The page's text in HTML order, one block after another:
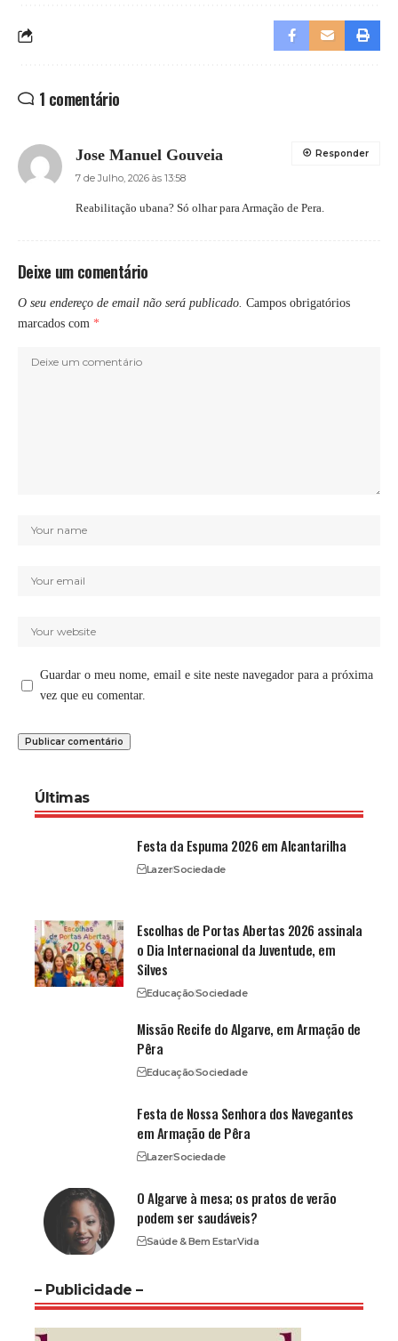
1 comentário
Jose Manuel Gouveia
7 de Julho, 2026 às 13:58
Reabilitação ubana? Só olhar para Armação de Pera.
Responder
Deixe um comentário
O seu endereço de email não será publicado. Campos obrigatórios
marcados com *
Guardar o meu nome, email e site neste navegador para a próxima
vez que eu comentar.
Últimas
Festa da Espuma 2026 em Alcantarilha
LazerSociedade
Escolhas de Portas Abertas 2026 assinala
o Dia Internacional da Juventude, em
Silves
EducaçãoSociedade
Missão Recife do Algarve, em Armação de
Pêra
EducaçãoSociedade
Festa de Nossa Senhora dos Navegantes
em Armação de Pêra
LazerSociedade
O Algarve à mesa; os pratos de verão
podem ser saudáveis?
Saúde & Bem EstarVida
– Publicidade –